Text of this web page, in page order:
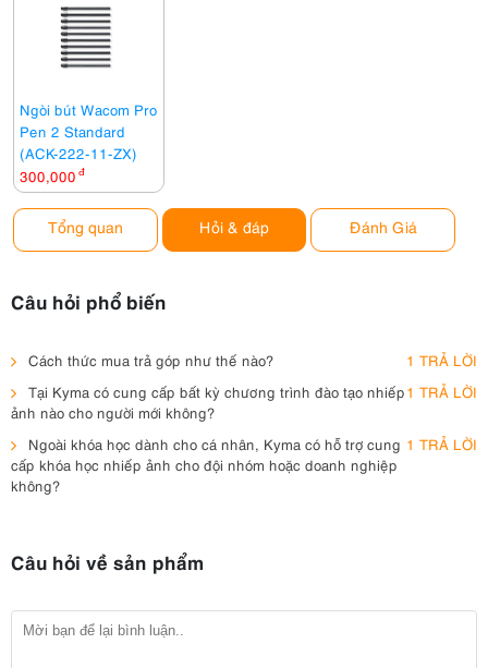
Ngòi bút Wacom Pro
Pen 2 Standard
(ACK-222-11-ZX)
300,000 đ
Tổng quan Hỏi & đáp Đánh Giá
Câu hỏi phổ biến
Cách thức mua trả góp như thế nào?
1 TRẢ LỜI
Tại Kyma có cung cấp bất kỳ chương trình đào tạo nhiếp
ảnh nào cho người mới không?
1 TRẢ LỜI
Ngoài khóa học dành cho cá nhân, Kyma có hỗ trợ cung
cấp khóa học nhiếp ảnh cho đội nhóm hoặc doanh nghiệp
không?
1 TRẢ LỜI
Câu hỏi về sản phẩm